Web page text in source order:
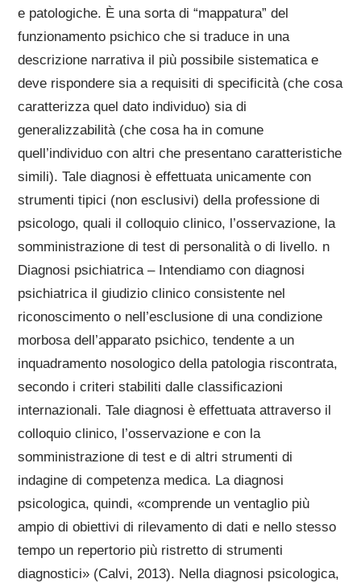
e patologiche. È una sorta di “mappatura” del
funzionamento psichico che si traduce in una
descrizione narrativa il più possibile sistematica e
deve rispondere sia a requisiti di specificità (che cosa
caratterizza quel dato individuo) sia di
generalizzabilità (che cosa ha in comune
quell’individuo con altri che presentano caratteristiche
simili). Tale diagnosi è effettuata unicamente con
strumenti tipici (non esclusivi) della professione di
psicologo, quali il colloquio clinico, l’osservazione, la
somministrazione di test di personalità o di livello. n
Diagnosi psichiatrica – Intendiamo con diagnosi
psichiatrica il giudizio clinico consistente nel
riconoscimento o nell’esclusione di una condizione
morbosa dell’apparato psichico, tendente a un
inquadramento nosologico della patologia riscontrata,
secondo i criteri stabiliti dalle classificazioni
internazionali. Tale diagnosi è effettuata attraverso il
colloquio clinico, l’osservazione e con la
somministrazione di test e di altri strumenti di
indagine di competenza medica. La diagnosi
psicologica, quindi, «comprende un ventaglio più
ampio di obiettivi di rilevamento di dati e nello stesso
tempo un repertorio più ristretto di strumenti
diagnostici» (Calvi, 2013). Nella diagnosi psicologica,